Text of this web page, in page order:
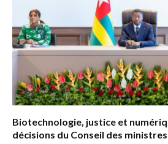
Biotechnologie, justice et
décisions du Conseil des ministres